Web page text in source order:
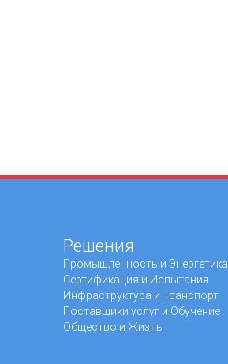
Решения
Промышленность и Энергетика
Сертификация и Испытания
Инфраструктура и Транспорт
Поставщики услуг и Обучение
Общество и Жизнь